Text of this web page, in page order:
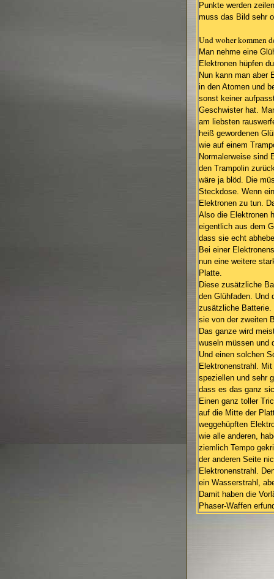
Punkte werden
muss das Bild sehr
Und woher kommen
Man nehme eine
Elektronen hüpfen
Nun kann man aber
in den Atomen und
sonst keiner
Geschwister hat.
am liebsten
heiß gewordenen
wie auf einem
Normalerweise sind
den Trampolin
wäre ja blöd. Die
Steckdose. Wenn
Elektronen zu tun.
Also die Elektronen
eigentlich aus dem
dass sie echt
Bei einer
nun eine weitere
Platte.
Diese zusätzliche
den Glühfaden. Und
zusätzliche Batterie.
sie von der zweiten
Das ganze wird
wuseln müssen und
Und einen solchen
Elektronenstrahl.
speziellen und sehr
dass es das ganz
Einen ganz toller
auf die Mitte der
weggehüpften
wie alle anderen,
ziemlich Tempo
der anderen Seite
Elektronenstrahl.
ein Wasserstrahl,
Damit haben die
Phaser-Waffen